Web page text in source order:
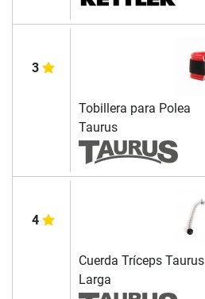
3
Tobillera para Polea
Taurus
4
Cuerda Tríceps Taurus
Larga